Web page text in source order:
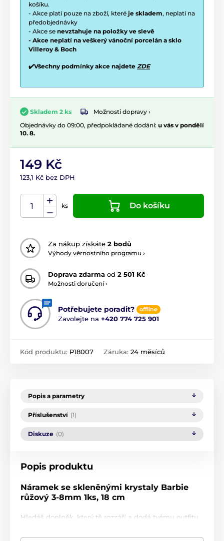
košíku.
- Akce platí pouze na zboží, které je skladem, neplatí na
předobjednávky
- Akce se nevztahuje na položky ve slevě
- Akce neplatí na veškerý vánoční porcelán a sklo
Villeroy & Boch
✔️Všechny podmínky akce najdete ZDE
Skladem 2 ks
Možnosti dopravy ›
Objednávky do 09:00, předpokládané dodání: u vás v pondělí
10. 8.
149 Kč
123,1 Kč bez DPH
ks Do košíku
Za nákup získáte 2 bodů
Výhody věrnostního programu ›
Doprava zdarma od 2 501 Kč
Možnosti doručení ›
Potřebujete poradit? offline
Zavolejte na +420 774 725 901
Kód produktu: P18007 Záruka: 24 měsíců
Popis a parametry
Příslušenství (1)
Diskuze (0)
Popis produktu
Náramek se skleněnými krystaly Barbie
růžový 3-8mm 1ks, 18 cm
Hledáš doplněk, který tě rozzáří a dodá tvému outfitu
skleněnými krystalyod holandské značkyBibaje